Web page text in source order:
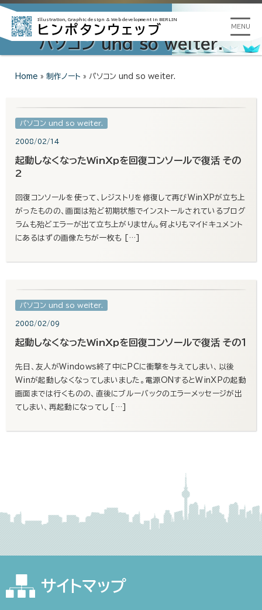
Illustration, Graphic design & Web development in BERLIN
ヒンポタンウェッブ MENU
パソコン und so weiter.
Home » 制作ノート » パソコン und so weiter.
パソコン und so weiter.
2008/02/14
起動しなくなったWinXpを回復コンソールで復活 その
2
回復コンソールを使って、レジストリを修復して再びWinXPが立ち上
がったものの、画面は殆ど初期状態でインストールされているプログ
ラムも殆どエラーが出て立ち上がりません。何よりもマイドキュメント
にあるはずの画像たちが一枚も […]
パソコン und so weiter.
2008/02/09
起動しなくなったWinXpを回復コンソールで復活 その１
先日、友人がWindows終了中にPCに衝撃を与えてしまい、以後
Winが起動しなくなってしまいました。電源ONするとWinXPの起動
画面までは行くものの、直後にブルーバックのエラーメッセージが出
てしまい、再起動になってし […]
サイトマップ